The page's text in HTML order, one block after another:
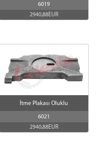
6019
2940,88EUR
İtme Plakası Oluklu
6021
2940,88EUR